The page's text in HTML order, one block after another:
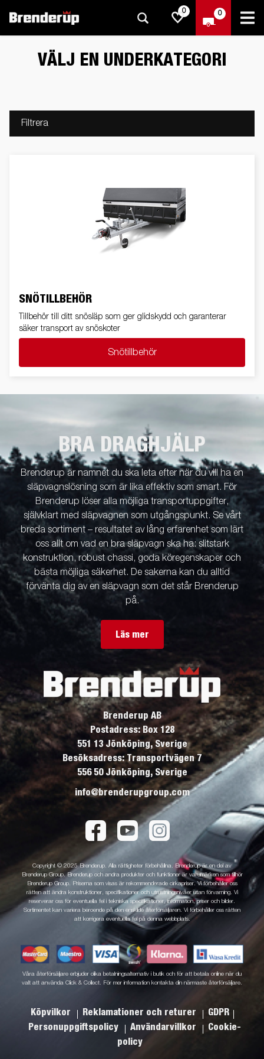
0 0
VÄLJ EN UNDERKATEGORI
Filtrera
SNÖTILLBEHÖR
Tillbehör till ditt snösläp som ger glidskydd och garanterar
säker transport av snöskoter
Snötillbehör
BRA DRAGHJÄLP
Brenderup är namnet du ska leta efter när du vill ha en
släpvagnslösning som är lika effektiv som smart. För
Brenderup löser alla möjliga transportuppgifter,
självklart med släpvagnen som utgångspunkt. Se vårt
breda sortiment – resultatet av lång erfarenhet som lärt
oss allt om vad en bra släpvagn ska ha: slitstark
konstruktion, robust chassi, goda köregenskaper och
bästa möjliga säkerhet. De sakerna kan du alltid
förvänta dig av en släpvagn som det står Brenderup
på.
Läs mer
Brenderup AB
Postadress: Box 128
551 13 Jönköping, Sverige
Besöksadress: Transportvägen 7
556 50 Jönköping, Sverige
info@brenderupgroup.com
Copyright © 2025 Brenderup. Alla rättigheter förbehållna. Brenderup är en del av
Brenderup Group. Brenderup och andra produkter och funktioner är varumärken som tillhör
Brenderup Group. Priserna som visas är rekommenderade cirkapriser. Vi förbehåller oss
rätten att ändra konstruktioner, specifikationer och utrustningsnivåer utan förvarning. Vi
reserverar oss för eventuella fel i tekniska specifikationer, information, priser och bilder.
Sortimentet kan variera beroende på den enskilde återförsäljaren. Vi förbehåller oss rätten
att korrigera eventuella fel på denna webbplats.
Våra återförsäljare erbjuder olika betalningsalternativ i butik och för att betala online när du
valt att använda Click & Collect. För mer information kontakta din närmaste återförsäljare.
Köpvilkor Reklamationer och returer
GDPR
Personuppgiftspolicy
Användarvillkor
Cookie-
policy